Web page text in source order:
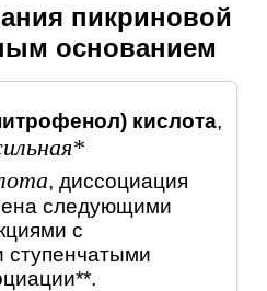
пикриновой
основанием
кислота,
, диссоциация
следующими
c
ступенчатыми